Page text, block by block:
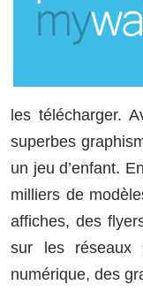
les télécharger.
superbes
un jeu d’enfant.
milliers de
affiches, des
sur les réseaux
numérique, des